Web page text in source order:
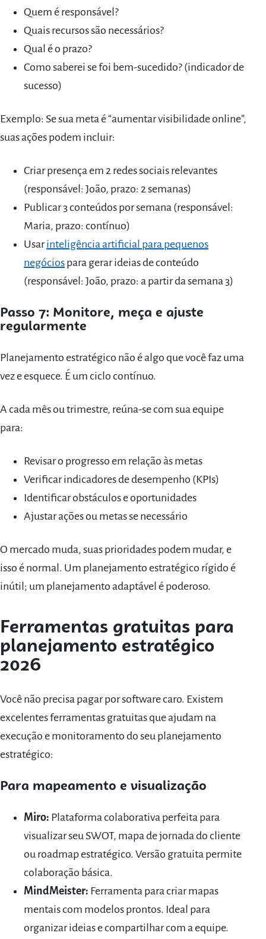
Quem é responsável?
Quais recursos são necessários?
Qual é o prazo?
Como saberei se foi bem-sucedido? (indicador de
sucesso)
Exemplo: Se sua meta é “aumentar visibilidade online”,
suas ações podem incluir:
Criar presença em 2 redes sociais relevantes
(responsável: João, prazo: 2 semanas)
Publicar 3 conteúdos por semana (responsável:
Maria, prazo: contínuo)
Usarinteligência artificial para pequenos
negócios para gerar ideias de conteúdo
(responsável: João, prazo: a partir da semana 3)
Passo 7: Monitore, meça e ajuste
regularmente
Planejamento estratégico não é algo que você faz uma
vez e esquece. É um ciclo contínuo.
A cada mês ou trimestre, reúna-se com sua equipe
para:
Revisar o progresso em relação às metas
Verificar indicadores de desempenho (KPIs)
Identificar obstáculos e oportunidades
Ajustar ações ou metas se necessário
O mercado muda, suas prioridades podem mudar, e
isso é normal. Um planejamento estratégico rígido é
inútil; um planejamento adaptável é poderoso.
Ferramentas gratuitas para
planejamento estratégico
2026
Você não precisa pagar por software caro. Existem
excelentes ferramentas gratuitas que ajudam na
execução e monitoramento do seu planejamento
estratégico:
Para mapeamento e visualização
Miro: Plataforma colaborativa perfeita para
visualizar seu SWOT, mapa de jornada do cliente
ou roadmap estratégico. Versão gratuita permite
colaboração básica.
MindMeister: Ferramenta para criar mapas
mentais com modelos prontos. Ideal para
organizar ideias e compartilhar com a equipe.